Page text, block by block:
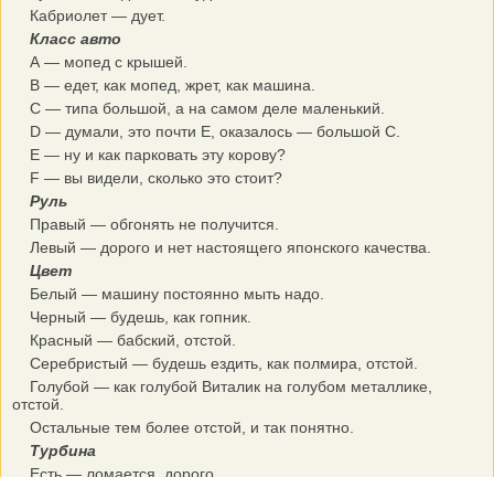
Кабриолет — дует.
Класс авто
А — мопед с крышей.
В — едет, как мопед, жрет, как машина.
С — типа большой, а на самом деле маленький.
D — думали, это почти Е, оказалось — большой С.
E — ну и как парковать эту корову?
F — вы видели, сколько это стоит?
Руль
Правый — обгонять не получится.
Левый — дорого и нет настоящего японского качества.
Цвет
Белый — машину постоянно мыть надо.
Черный — будешь, как гопник.
Красный — бабский, отстой.
Серебристый — будешь ездить, как полмира, отстой.
Голубой — как голубой Виталик на голубом металлике,
отстой.
Остальные тем более отстой, и так понятно.
Турбина